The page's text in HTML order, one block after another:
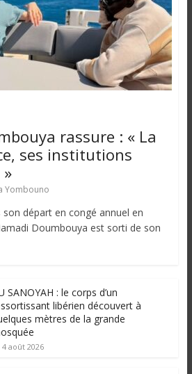
rassure : « La
ses institutions
Yombouno
départ en congé annuel en
Doumbouya est sorti de son
SANOYAH : le corps d’un
libérien découvert à
mètres de la grande
4 août 2026